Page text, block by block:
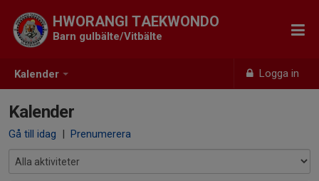
Kalender Logga in
HWORANGI TAEKWONDO
Barn gulbälte/Vitbälte
Kalender
Gå till idag | Prenumerera